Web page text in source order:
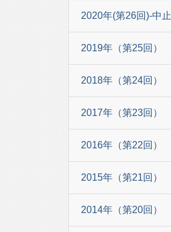
2020年(第26回)-中止
2019年（第25回）
2018年（第24回）
2017年（第23回）
2016年（第22回）
2015年（第21回）
2014年（第20回）